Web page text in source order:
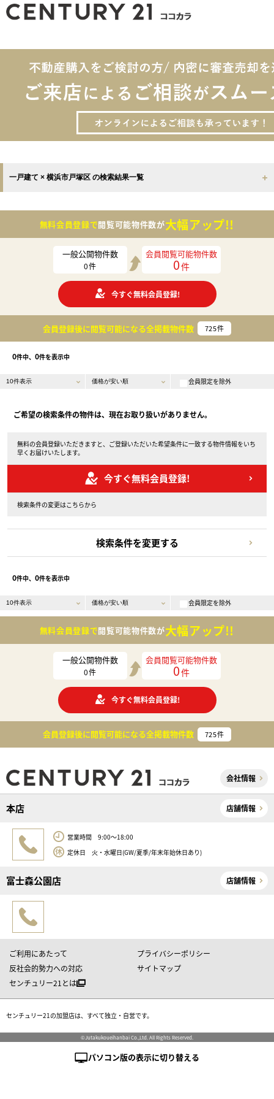
一戸建て × 横浜市戸塚区 の検索結果一覧
無料会員登録で閲覧可能物件数が大幅アップ!!
一般公開物件数
0件
会員閲覧可能物件数
0件
今すぐ無料会員登録!
会員登録後に閲覧可能になる全掲載物件数 725件
0件中、 0件を表示中
会員限定を除外
ご希望の検索条件の物件は、現在お取り扱いがありません。
無料の会員登録いただきますと、ご登録いただいた希望条件に一致する物件情報をいち
早くお届けいたします。
今すぐ無料会員登録!
検索条件の変更はこちらから
検索条件を変更する
0件中、 0件を表示中
会員限定を除外
無料会員登録で閲覧可能物件数が大幅アップ!!
一般公開物件数
0件
会員閲覧可能物件数
0件
今すぐ無料会員登録!
会員登録後に閲覧可能になる全掲載物件数 725件
会社情報
本店 店舗情報
営業時間 9:00～18:00
定休日 火・水曜日(GW/夏季/年末年始休日あり)
富士森公園店 店舗情報
ご利用にあたって
プライバシーポリシー
反社会的勢力への対応
サイトマップ
センチュリー21とは
センチュリー21の加盟店は、すべて独立・自営です。
©Jutakukoueihanbai Co.,Ltd. All Rights Reserved.
パソコン版の表示に切り替える